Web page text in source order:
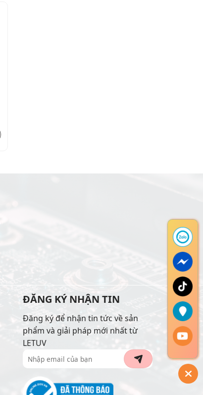
ĐĂNG KÝ NHẬN TIN
Đăng ký để nhận tin tức về sản
phẩm và giải pháp mới nhất từ
LETUV